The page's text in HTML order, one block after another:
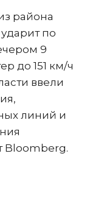
района
по
9
до 151 км/ч
ввели
линий и
Bloomberg.